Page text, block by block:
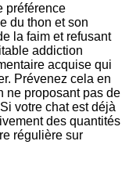
préférence
du thon et son
la faim et refusant
addiction
acquise qui
Prévenez cela en
ne proposant pas de
votre chat est déjà
des quantités
régulière sur